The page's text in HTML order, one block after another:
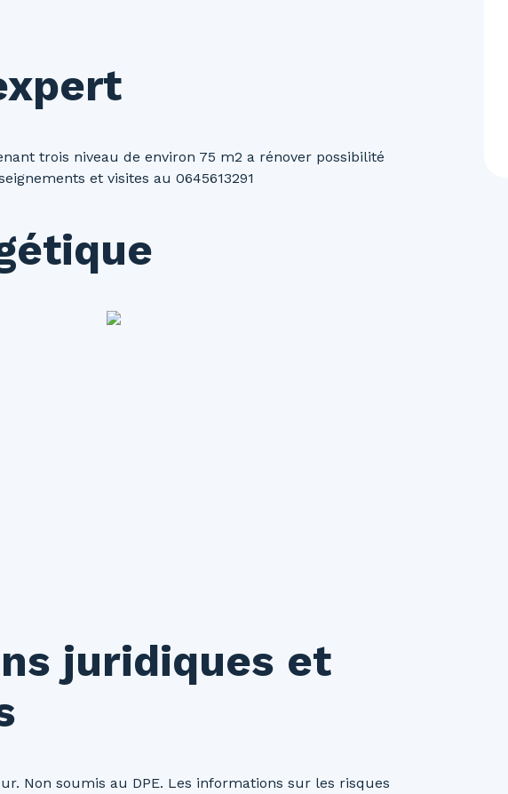
trois niveau de environ 75 m2 a rénover possibilité
et visites au 0645613291
juridiques et
Non soumis au DPE. Les informations sur les risques